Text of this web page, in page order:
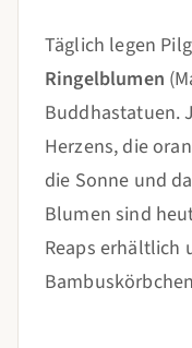
Täglich legen
Ringelblumen
Buddhastatuen.
Herzens, die
die Sonne und
Blumen sind
Reaps erhältlich